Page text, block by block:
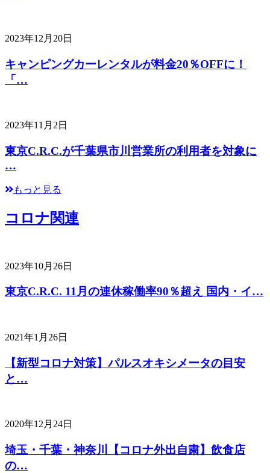
2023年12月20日
キャンピングカーレンタルが料金20％OFFに！
「…
2023年11月2日
東京C.R.C.が千葉県市川営業所の利用者を対象に
…
もっと見る
コロナ関連
2023年10月26日
東京C.R.C. 11月の連休稼働率90％超え 国内・イ…
2021年1月26日
【新型コロナ対策】パルスオキシメータの目安
と…
2020年12月24日
埼玉・千葉・神奈川【コロナ外出自粛】飲食店
の…